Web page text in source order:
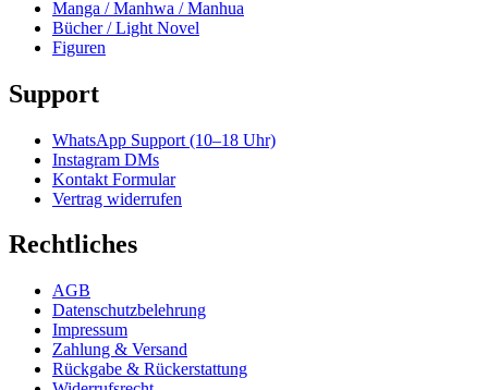
Manga / Manhwa / Manhua
Bücher / Light Novel
Figuren
Support
WhatsApp Support (10–18 Uhr)
Instagram DMs
Kontakt Formular
Vertrag widerrufen
Rechtliches
AGB
Datenschutzbelehrung
Impressum
Zahlung & Versand
Rückgabe & Rückerstattung